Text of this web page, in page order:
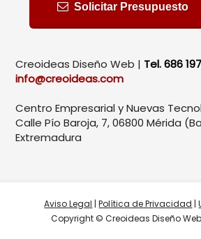
Solicitar Presupuesto
Creoideas Diseño Web | Tel. 686
info@creoideas.com
Centro Empresarial y Nuevas
Calle Pío Baroja, 7, 06800 Mérida
Extremadura
Aviso Legal |Política de Privacidad |
Copyright © Creoideas Diseño